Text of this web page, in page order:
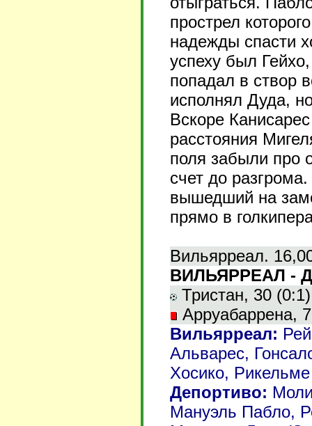
прострел
надежды спасти
успеху был
попадал в створ
исполнял Дуда,
Вскоре
расстояния
поля забыли про
счет до
вышедший на
прямо в
Вильярреал.
ВИЛЬЯРРЕАЛ -
Тристан, 30
Арруабаррена,
Вильярреал:
Альварес,
Хосико,
Депортиво:
Мануэль Пабло,